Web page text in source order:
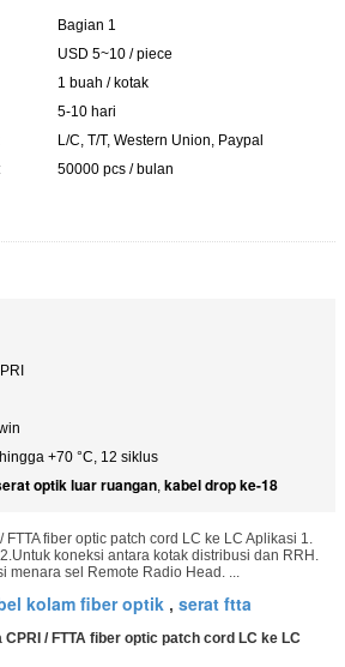
Bagian 1
USD 5~10 / piece
1 buah / kotak
5-10 hari
L/C, T/T, Western Union, Paypal
50000 pcs / bulan
+70 °C, 12 siklus
optik luar ruangan, kabel drop ke-18
FTTA fiber optic patch cord LC ke LC Aplikasi 1.
koneksi antara kotak distribusi dan RRH.
menara sel Remote Radio Head. ...
kolam fiber optik , serat ftta
CPRI / FTTA fiber optic patch cord LC ke LC